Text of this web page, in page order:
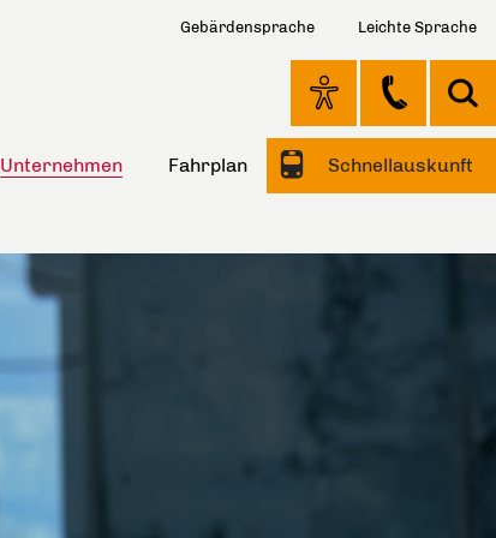
Gebärdensprache Leichte Sprache
Unternehmen Fahrplan Schnellauskunft